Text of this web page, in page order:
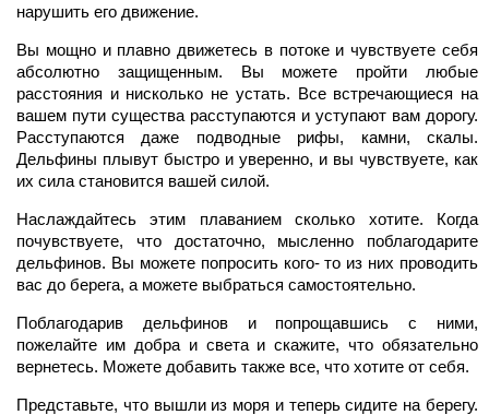
нарушить его движение.
Вы мощно и плавно движетесь в потоке и чувствуете себя
абсолютно защищенным. Вы можете пройти любые
расстояния и нисколько не устать. Все встречающиеся на
вашем пути существа расступаются и уступают вам дорогу.
Расступаются даже подводные рифы, камни, скалы.
Дельфины плывут быстро и уверенно, и вы чувствуете, как
их сила становится вашей силой.
Наслаждайтесь этим плаванием сколько хотите. Когда
почувствуете, что достаточно, мысленно поблагодарите
дельфинов. Вы можете попросить кого- то из них проводить
вас до берега, а можете выбраться самостоятельно.
Поблагодарив дельфинов и попрощавшись с ними,
пожелайте им добра и света и скажите, что обязательно
вернетесь. Можете добавить также все, что хотите от себя.
Представьте, что вышли из моря и теперь сидите на берегу.